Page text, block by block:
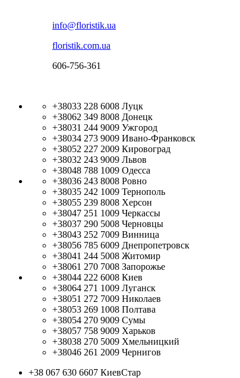
info@floristik.ua
floristik.com.ua
606-756-361
+38033 228 6008 Луцк
+38062 349 8008 Донецк
+38031 244 9009 Ужгород
+38034 273 9009 Ивано-Франковск
+38052 227 2009 Кировоград
+38032 243 9009 Львов
+38048 788 1009 Одесса
+38036 243 8008 Ровно
+38035 242 1009 Тернополь
+38055 239 8008 Херсон
+38047 251 1009 Черкассы
+38037 290 5008 Черновцы
+38043 252 7009 Винница
+38056 785 6009 Днепропетровск
+38041 244 5008 Житомир
+38061 270 7008 Запорожье
+38044 222 6008 Киев
+38064 271 1009 Луганск
+38051 272 7009 Николаев
+38053 269 1008 Полтава
+38054 270 9009 Сумы
+38057 758 9009 Харьков
+38038 270 5009 Хмельницкий
+38046 261 2009 Чернигов
+38 067 630 6607 КиевСтар